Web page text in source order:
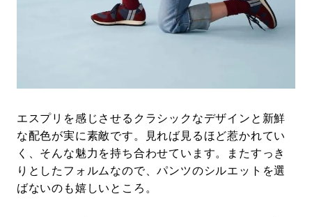
エスプリを感じさせるクラシックなデザインと新鮮
な配色が実に素敵です。見れば見るほど惹かれてい
く、そんな魅力を持ち合わせています。またすっき
りとしたフォルムなので、パンツのシルエットを選
ばないのも嬉しいところ。